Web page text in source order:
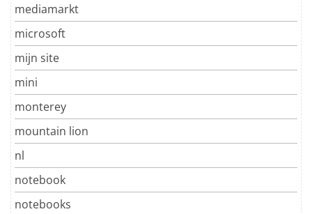
mediamarkt
microsoft
mijn site
mini
monterey
mountain lion
nl
notebook
notebooks